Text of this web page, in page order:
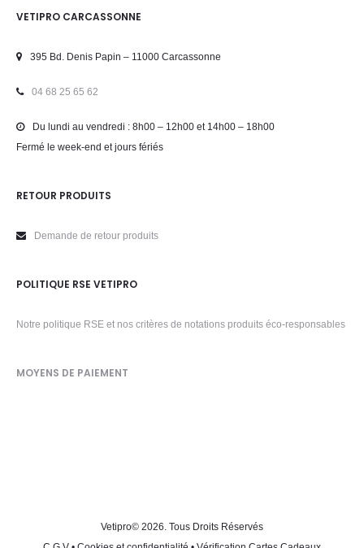
VETIPRO CARCASSONNE
395 Bd. Denis Papin – 11000 Carcassonne
04 68 25 65 62
Du lundi au vendredi : 8h00 – 12h00 et 14h00 – 18h00
Fermé le week-end et jours fériés
RETOUR PRODUITS
Demande de retour produits
POLITIQUE RSE VETIPRO
Notre politique RSE et nos critères de notations produits éco-responsables
MOYENS DE PAIEMENT
Vetipro© 2026. Tous Droits Réservés